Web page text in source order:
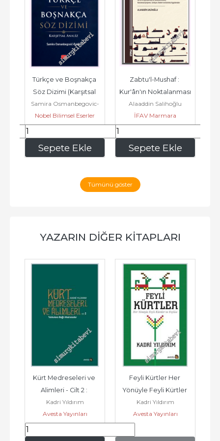
Sepete Ekle
Türkçe ve Boşnakça
Söz Dizimi (Karşıtsal
Analiz) -
Samira Osmanbegovic-
Bakšic
Nobel Bilimsel Eserler
320,00 Sepete Ekle
Zabtu'l-Mushaf :
Kur'ân'ın Noktalanması
ve Harekelenmesinin
Kavramsal...
Alaaddin Salihoğlu
İFAV Marmara
Üniversitesi İlahiyat
Fakültesi Vakfı
337,50
Tümünü göster
YAZARIN DIĞER KITAPLARI
Kürt Medreseleri ve
Alimleri - Cilt 2 :
Tekkelere Bağlı
Medreseler -
Kadri Yıldırım
Avesta Yayınları
Feyli Kürtler Her
Yönüyle Feyli Kürtler
ve Feylice -        2024
Kadri Yıldırım
Avesta Yayınları